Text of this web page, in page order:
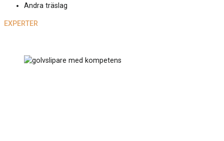
Andra träslag
EXPERTER